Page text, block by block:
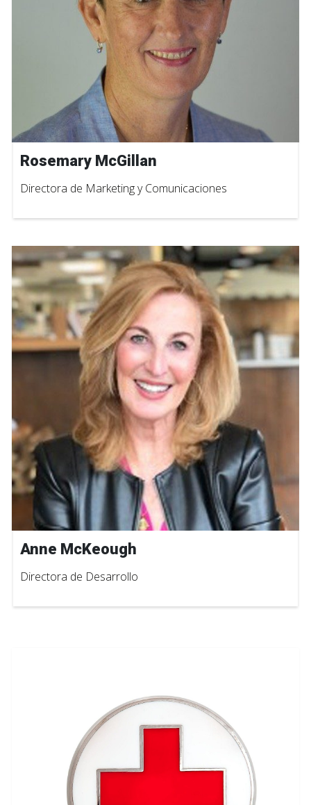
Rosemary McGillan
Directora de Marketing y Comunicaciones
Anne McKeough
Directora de Desarrollo